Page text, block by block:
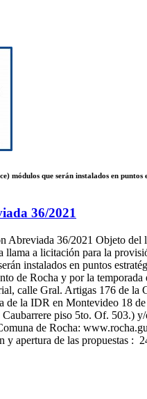
módulos que serán instalados en puntos
36/2021
Abreviada 36/2021 Objeto del
llama a licitación para la
instalados en puntos
de Rocha y por la temporada
calle Gral. Artigas 176 de la
de la IDR en Montevideo 18
piso 5to. Of. 503.) y/
de Rocha:
y apertura de las propuestas :